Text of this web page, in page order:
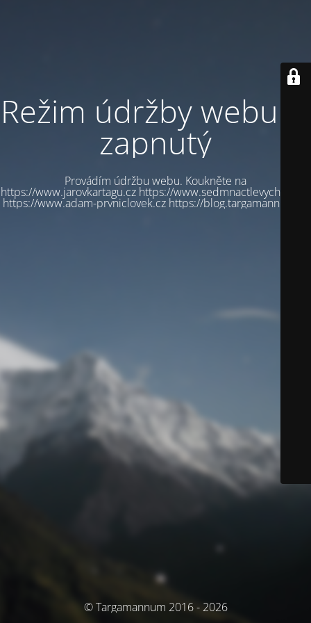
Režim údržby webu je
zapnutý
Provádím údržbu webu. Koukněte na
https://www.jarovkartagu.cz https://www.sedmnactlevychbot.cz
https://www.adam-prvniclovek.cz https://blog.targamannum.cz
© Targamannum 2016 - 2026